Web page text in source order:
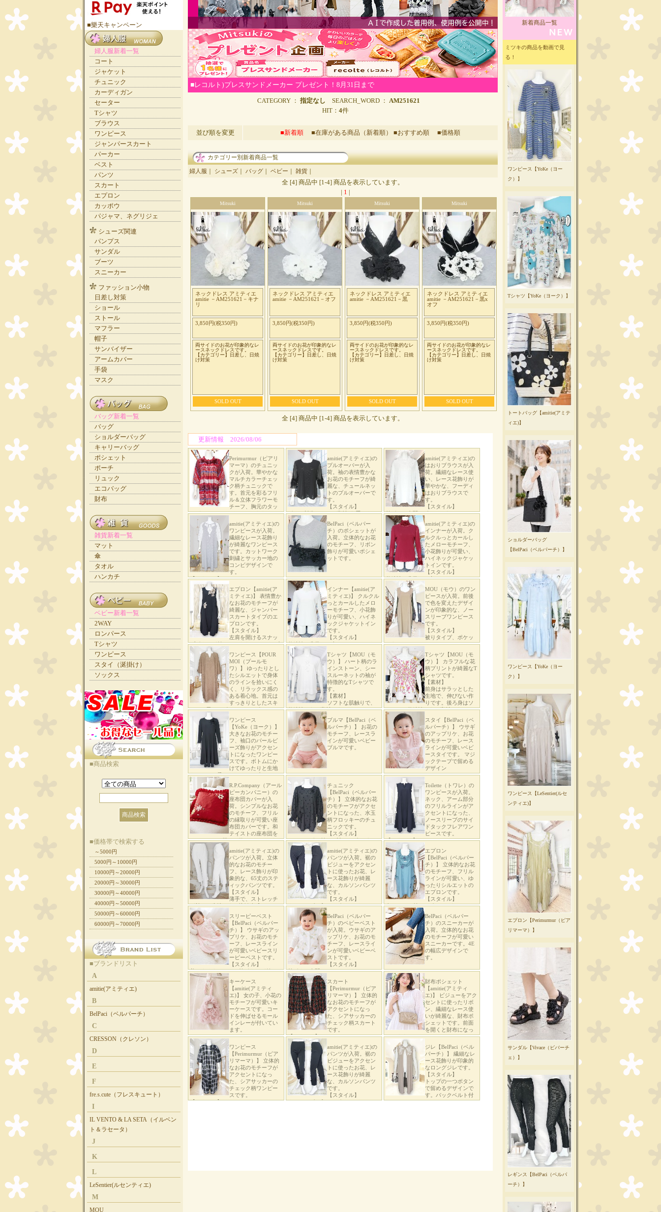
■レコルト)プレスサンドメーカー プレゼント！8月31日まで
CATEGORY ： 指定なし SEARCH_WORD ： AM251621
HIT： 4件
並び順を変更 ■新着順 ■在庫がある商品（新着順） ■おすすめ順 ■価格順
カテゴリー別新着商品一覧
婦人服
シューズ バッグ ベビー 雑貨
全 [4] 商品中 [1-4] 商品を表示しています。
| 1 |
Mitsuki
ネックドレス アミティエ
amitie －AM251621－キナ
リ
3,850円(税350円)
両サイドのお花が印象的なレ
ースネックドレスです。
【カテゴリー】日差し、日焼
け対策
SOLD OUT
Mitsuki
ネックドレス アミティエ
amitie －AM251621－オフ
3,850円(税350円)
両サイドのお花が印象的なレ
ースネックドレスです。
【カテゴリー】日差し、日焼
け対策
SOLD OUT
Mitsuki
ネックドレス アミティエ
amitie －AM251621－黒
3,850円(税350円)
両サイドのお花が印象的なレ
ースネックドレスです。
【カテゴリー】日差し、日焼
け対策
SOLD OUT
Mitsuki
ネックドレス アミティエ
amitie －AM251621－黒x
オフ
3,850円(税350円)
両サイドのお花が印象的なレ
ースネックドレスです。
【カテゴリー】日差し、日焼
け対策
SOLD OUT
全 [4] 商品中 [1-4] 商品を表示しています。
■樂天キャンペーン
婦人服新着一覧
コート
ジャケット
チュニック
カーディガン
セーター
Tシャツ
ブラウス
ワンピース
ジャンパースカート
パーカー
ベスト
パンツ
スカート
エプロン
カッポウ
パジャマ、ネグリジェ
シューズ関連
パンプス
サンダル
ブーツ
スニーカー
ファッション小物
日差し対策
ショール
ストール
マフラー
帽子
サンバイザー
アームカバー
手袋
マスク
バッグ新着一覧
バッグ
ショルダーバッグ
キャリーバッグ
ポシェット
ポーチ
リュック
エコバッグ
財布
雑貨新着一覧
マット
傘
タオル
ハンカチ
ベビー新着一覧
2WAY
ロンパース
Tシャツ
ワンピース
スタイ（涎掛け）
ソックス
■商品検索
■価格帯で検索する
～5000円
5000円～10000円
10000円～20000円
20000円～30000円
30000円～40000円
40000円～50000円
50000円～60000円
60000円～70000円
■ブランドリスト
A
amitie(アミティエ)
B
BelPaci（ベルパーチ）
C
CRESSON（クレソン）
D
E
F
fre.s.cute（フレスキュート）
I
IL VENTO & LA SETA（イルベン
ト＆ラセータ）
J
K
L
LeSentier(ルセンティエ)
M
MOU
新着商品一覧
ミツキの商品を動画で見
る！
ワンピース【YoKe（ヨー
ク）】
Tシャツ【YoKe（ヨーク）】
トートバッグ【amitie(アミテ
ィエ)】
ショルダーバッグ
【BelPaci（ベルパーチ）】
ワンピース【YoKe（ヨー
ク）】
ワンピース【LeSentier(ルセ
ンティエ)】
エプロン【Perimurmur（ピア
リマーマ）】
サンダル【Vivace（ビバーチ
ェ）】
レギンス【BelPaci（ベルパ
ーチ）】